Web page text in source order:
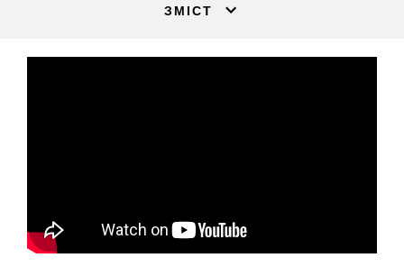
ЗМІСТ